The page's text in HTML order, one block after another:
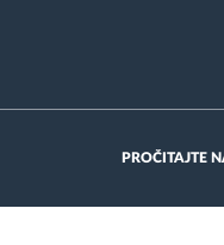
PROČITAJTE